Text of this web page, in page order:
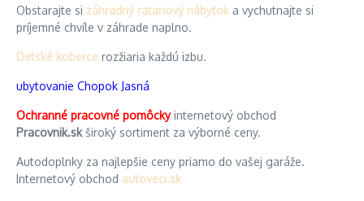
Obstarajte si záhradný ratanový nábytok a vychutnajte si
príjemné chvíle v záhrade naplno.
Detské koberce rozžiaria každú izbu.
ubytovanie Chopok Jasná
Ochranné pracovné pomôckyinternetový obchod
Pracovnik.skširoký sortiment za výborné ceny.
Autodoplnky za najlepšie ceny priamo do vašej garáže.
Internetový obchod autoveci.sk